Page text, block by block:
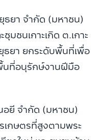
จำกัด (มหาชน)
มชนเกาะเกิด ต.เกาะ
ธยา ยกระดับพื้นที่เพื่อ
นที่อนุรักษ์งานฝีมือ
ำกัด (มหาชน)
กษตรที่สูงตามพระ